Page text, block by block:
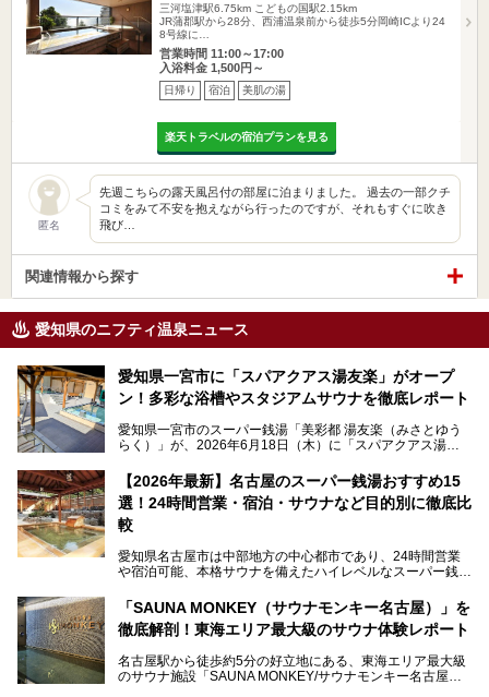
三河塩津駅6.75km こどもの国駅2.15km
JR蒲郡駅から28分、西浦温泉前から徒歩5分岡崎ICより24
8号線に…
営業時間 11:00～17:00
入浴料金 1,500円～
日帰り 宿泊 美肌の湯
楽天トラベルの宿泊プランを見る
匿名
先週こちらの露天風呂付の部屋に泊まりました。 過去の一部クチ
コミをみて不安を抱えながら行ったのですが、それもすぐに吹き
飛び…
関連情報から探す
愛知県のニフティ温泉ニュース
愛知県一宮市に「スパアクアス湯友楽」がオープ
ン！多彩な浴槽やスタジアムサウナを徹底レポート
愛知県一宮市のスーパー銭湯「美彩都 湯友楽（みさとゆう
らく）」が、2026年6月18日（木）に「スパアクアス湯友
この地で30年にわたり愛され続けてきた施設だからこそ、
地元住民をはじめオープンを待ちわびている人も多いのでは
ないでしょうか。
老朽化した設備の補修を機に、2年前からじっくり構想を練
ってきたというだけあって、館内の充実度は想像以上。
以前の4倍に拡張したという露天エリアや10の浴槽、40人収
容の巨大なスタジアムサウナに、岩盤浴やリラクゼーション
までまるごと楽しめる施設に生まれ変わりました。
今回は、全面リニューアルして新しくなった「スパアクアス
【2026年最新】名古屋のスーパー銭湯おすすめ15
選！24時間営業・宿泊・サウナなど目的別に徹底比
較
愛知県名古屋市は中部地方の中心都市であり、24時間営業
や宿泊可能、本格サウナを備えたハイレベルなスーパー銭湯
そのため、「日々の仕事の疲れを心身ともにリセットした
い」「休日に時間を忘れて1日中ダラダラ過ごしたい」「コ
くある点が魅力です！
「SAUNA MONKEY（サウナモンキー名古屋）」を
徹底解剖！東海エリア最大級のサウナ体験レポート
名古屋駅から徒歩約5分の好立地にある、東海エリア最大級
のサウナ施設「SAUNA MONKEY/サウナモンキー名古屋」